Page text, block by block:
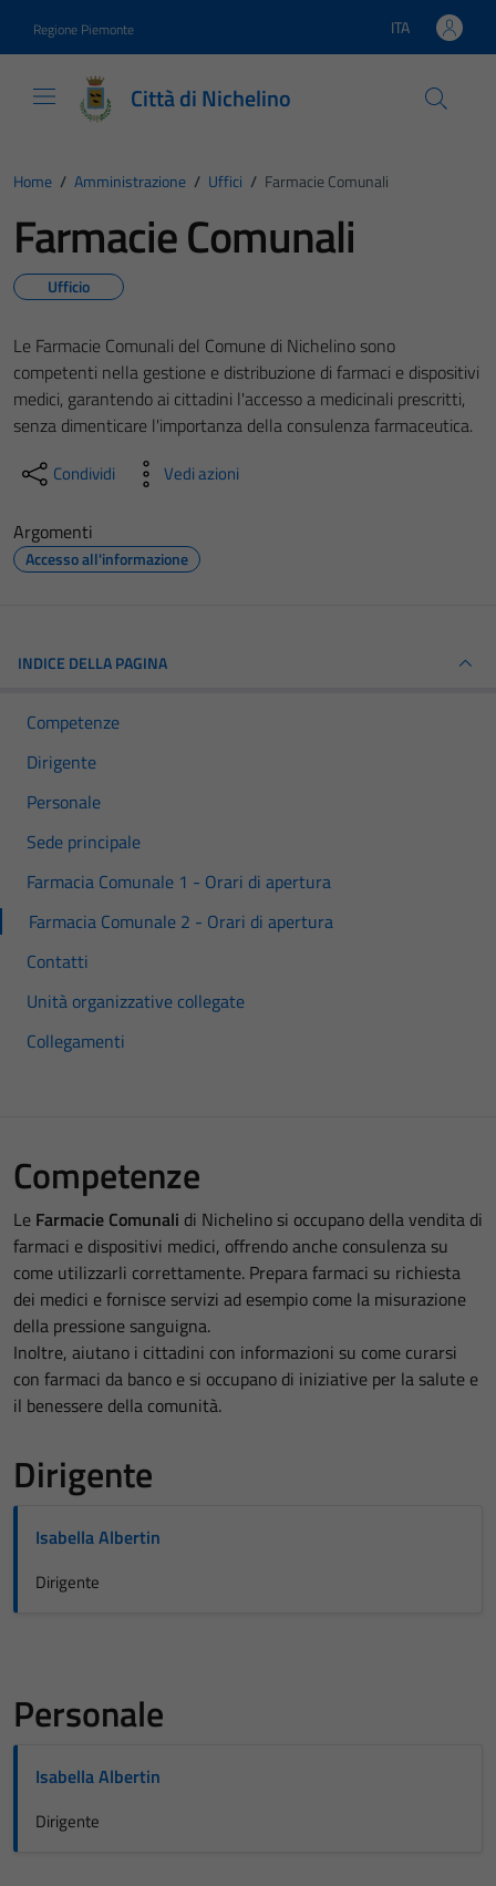
Regione Piemonte Lingua attiva:
ITA
Città di Nichelino
Home / Amministrazione / Uffici / Farmacie Comunali
Farmacie Comunali
Ufficio
Le Farmacie Comunali del Comune di Nichelino sono
competenti nella gestione e distribuzione di farmaci e dispositivi
medici, garantendo ai cittadini l'accesso a medicinali prescritti,
senza dimenticare l'importanza della consulenza farmaceutica.
Condividi Vedi azioni
Argomenti
Accesso all'informazione
INDICE DELLA PAGINA
Competenze
Dirigente
Personale
Sede principale
Farmacia Comunale 1 - Orari di apertura
Farmacia Comunale 2 - Orari di apertura
Contatti
Unità organizzative collegate
Collegamenti
Competenze
Le Farmacie Comunali di Nichelino si occupano della vendita di
farmaci e dispositivi medici, offrendo anche consulenza su
come utilizzarli correttamente. Prepara farmaci su richiesta
dei medici e fornisce servizi ad esempio come la misurazione
della pressione sanguigna.
Inoltre, aiutano i cittadini con informazioni su come curarsi
con farmaci da banco e si occupano di iniziative per la salute e
il benessere della comunità.
Dirigente
Isabella Albertin
Dirigente
Personale
Isabella Albertin
Dirigente